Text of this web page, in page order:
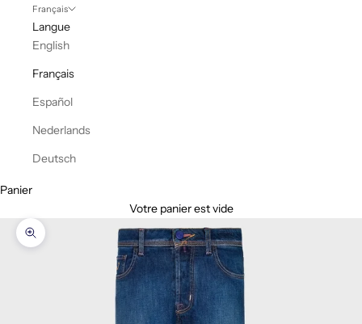
Français
Langue
English
Français
Español
Nederlands
Deutsch
Panier
Votre panier est vide
Zoomer sur l'image